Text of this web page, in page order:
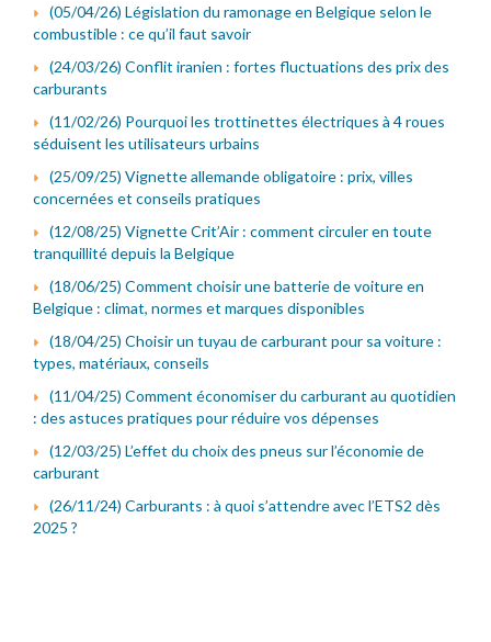
(05/04/26) Législation du ramonage en Belgique selon le
combustible : ce qu’il faut savoir
(24/03/26) Conflit iranien : fortes fluctuations des prix des
carburants
(11/02/26) Pourquoi les trottinettes électriques à 4 roues
séduisent les utilisateurs urbains
(25/09/25) Vignette allemande obligatoire : prix, villes
concernées et conseils pratiques
(12/08/25) Vignette Crit’Air : comment circuler en toute
tranquillité depuis la Belgique
(18/06/25) Comment choisir une batterie de voiture en
Belgique : climat, normes et marques disponibles
(18/04/25) Choisir un tuyau de carburant pour sa voiture :
types, matériaux, conseils
(11/04/25) Comment économiser du carburant au quotidien
: des astuces pratiques pour réduire vos dépenses
(12/03/25) L’effet du choix des pneus sur l’économie de
carburant
(26/11/24) Carburants : à quoi s’attendre avec l’ETS2 dès
2025 ?